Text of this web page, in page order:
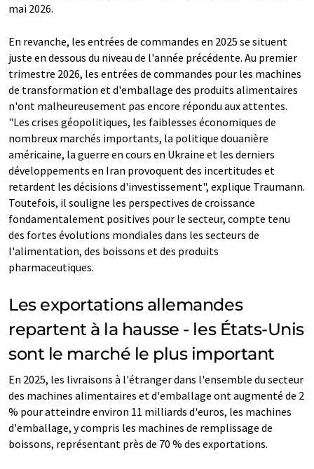
mai 2026.
En revanche, les entrées de commandes en 2025 se situent
juste en dessous du niveau de l'année précédente. Au premier
trimestre 2026, les entrées de commandes pour les machines
de transformation et d'emballage des produits alimentaires
n'ont malheureusement pas encore répondu aux attentes.
"Les crises géopolitiques, les faiblesses économiques de
nombreux marchés importants, la politique douanière
américaine, la guerre en cours en Ukraine et les derniers
développements en Iran provoquent des incertitudes et
retardent les décisions d'investissement", explique Traumann.
Toutefois, il souligne les perspectives de croissance
fondamentalement positives pour le secteur, compte tenu
des fortes évolutions mondiales dans les secteurs de
l'alimentation, des boissons et des produits
pharmaceutiques.
Les exportations allemandes
repartent à la hausse - les États-Unis
sont le marché le plus important
En 2025, les livraisons à l'étranger dans l'ensemble du secteur
des machines alimentaires et d'emballage ont augmenté de 2
% pour atteindre environ 11 milliards d'euros, les machines
d'emballage, y compris les machines de remplissage de
boissons, représentant près de 70 % des exportations.